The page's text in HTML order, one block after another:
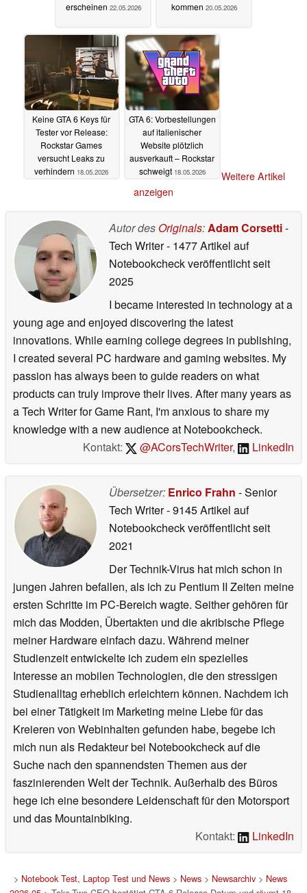
erscheinen 22.05.2026
kommen 20.05.2026
Keine GTA 6 Keys für
Tester vor Release:
Rockstar Games
versucht Leaks zu
verhindern 18.05.2026
GTA 6: Vorbestellungen
auf italienischer
Website plötzlich
ausverkauft – Rockstar
schweigt 18.05.2026
Weitere Artikel
anzeigen
Autor des Originals:Adam Corsetti-
Tech Writer- 1477 Artikel auf
Notebookcheck veröffentlichtseit
2025
I became interested in technology at a
young age and enjoyed discovering the latest
innovations. While earning college degrees in publishing,
I created several PC hardware and gaming websites. My
passion has always been to guide readers on what
products can truly improve their lives. After many years as
a Tech Writer for Game Rant, I'm anxious to share my
knowledge with a new audience at Notebookcheck.
Kontakt:
@ACorsTechWriter, LinkedIn
Übersetzer: Enrico Frahn - Senior
Tech Writer- 9145 Artikel auf
Notebookcheck veröffentlichtseit
2021
Der Technik-Virus hat mich schon in
jungen Jahren befallen, als ich zu Pentium II Zeiten meine
ersten Schritte im PC-Bereich wagte. Seither gehören für
mich das Modden, Übertakten und die akribische Pflege
meiner Hardware einfach dazu. Während meiner
Studienzeit entwickelte ich zudem ein spezielles
Interesse an mobilen Technologien, die den stressigen
Studienalltag erheblich erleichtern können. Nachdem ich
bei einer Tätigkeit im Marketing meine Liebe für das
Kreieren von Webinhalten gefunden habe, begebe ich
mich nun als Redakteur bei Notebookcheck auf die
Suche nach den spannendsten Themen aus der
faszinierenden Welt der Technik. Außerhalb des Büros
hege ich eine besondere Leidenschaft für den Motorsport
und das Mountainbiking.
Kontakt:
LinkedIn
> Notebook Test, Laptop Test und News> News> Newsarchiv> News